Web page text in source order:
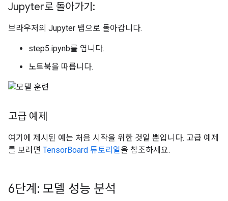
Jupyter로 돌아가기:
브라우저의 Jupyter 탭으로 돌아갑니다.
step5.ipynb를 엽니다.
노트북을 따릅니다.
고급 예제
여기에 제시된 예는 처음 시작을 위한 것일 뿐입니다. 고급 예제
를 보려면 TensorBoard 튜토리얼을 참조하세요.
6단계: 모델 성능 분석